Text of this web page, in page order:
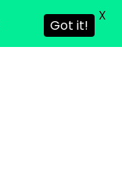
Got it!
X